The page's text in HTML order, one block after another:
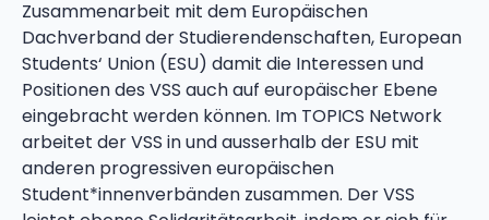
Zusammenarbeit mit dem Europäischen
Dachverband der Studierendenschaften, European
Students‘ Union (ESU) damit die Interessen und
Positionen des VSS auch auf europäischer Ebene
eingebracht werden können. Im TOPICS Network
arbeitet der VSS in und ausserhalb der ESU mit
anderen progressiven europäischen
Student*innenverbänden zusammen. Der VSS